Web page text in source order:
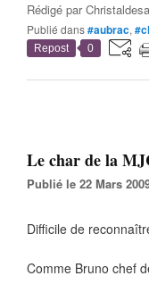
Rédigé par
Publié dans#aubrac,
Repost 0
Le char de la
Publié le 22 Mars
Difficile de
Comme Bruno chef